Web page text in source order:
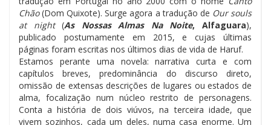
Chão(Dom Quixote). Surge agora a tradução de Our souls
at night(As Nossas Almas Na Noite, Alfaguara),
publicado postumamente em 2015, e cujas últimas
páginas foram escritas nos últimos dias de vida de Haruf.
Estamos perante uma novela: narrativa curta e com
capítulos breves, predominância do discurso direto,
omissão de extensas descrições de lugares ou estados de
alma, focalização num núcleo restrito de personagens.
Conta a história de dois viúvos, na terceira idade, que
vivem sozinhos, cada um deles, numa casa enorme. Um